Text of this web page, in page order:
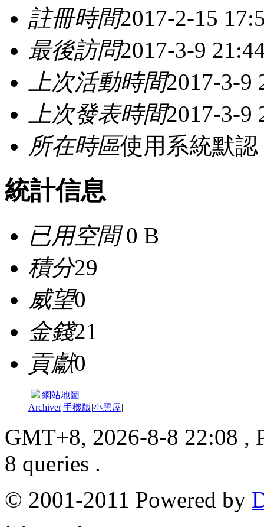
註冊時間2017-2-15
最後訪問2017-3-9
上次活動時間2017-3-9
上次發表時間2017-3-9
所在時區使用系統默認
統計信息
已用空間0 B
積分29
威望0
金錢21
貢獻0
|網站地圖
Archiver|手機版|小黑屋|
GMT+8, 2026-8-8 22:08 ,
8 queries .
© 2001-2011 Powered by